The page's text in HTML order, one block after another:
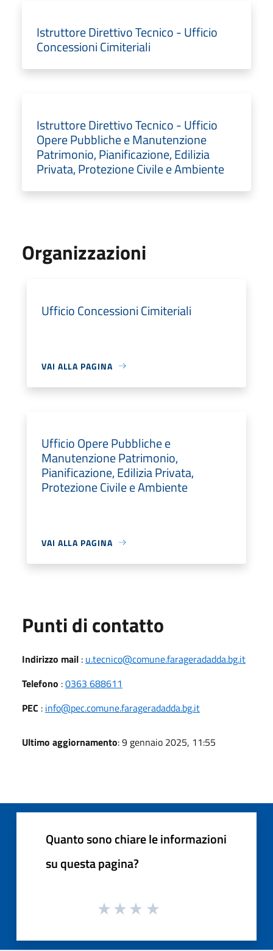
Istruttore Direttivo Tecnico - Ufficio
Concessioni Cimiteriali
Istruttore Direttivo Tecnico - Ufficio
Opere Pubbliche e Manutenzione
Patrimonio, Pianificazione, Edilizia
Privata, Protezione Civile e Ambiente
Organizzazioni
Ufficio Concessioni Cimiteriali
VAI ALLA PAGINA
Ufficio Opere Pubbliche e
Manutenzione Patrimonio,
Pianificazione, Edilizia Privata,
Protezione Civile e Ambiente
VAI ALLA PAGINA
Punti di contatto
Indirizzo mail : u.tecnico@comune.farageradadda.bg.it
Telefono :0363 688611
PEC : info@pec.comune.farageradadda.bg.it
Ultimo aggiornamento: 9 gennaio 2025, 11:55
Quanto sono chiare le informazioni
su questa pagina?